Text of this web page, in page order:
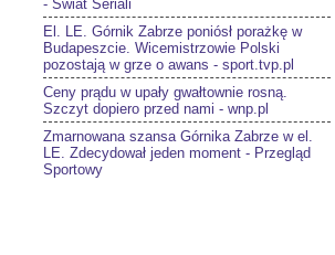
- Świat Seriali
El. LE. Górnik Zabrze poniósł porażkę w
Budapeszcie. Wicemistrzowie Polski
pozostają w grze o awans - sport.tvp.pl
Ceny prądu w upały gwałtownie rosną.
Szczyt dopiero przed nami - wnp.pl
Zmarnowana szansa Górnika Zabrze w el.
LE. Zdecydował jeden moment - Przegląd
Sportowy